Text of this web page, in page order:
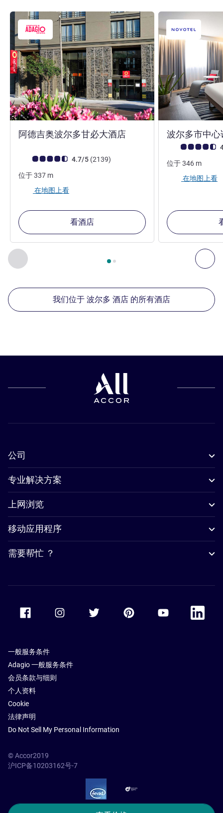
上一个 - 我们在附近的其他酒店 下
第 1页，共 , 我们在附近的其他酒店 1 :, 我们在附近的
阿德吉奥波尔多甘必大酒店4 星
客户意见评级 (ALL 评级)
4.7/5 (2139评论
)
位于337 m
在地图上看
看酒店
波尔多市中
客户意见评级
位于346 m
在地图上看
我们位于 波尔多 酒店 的所有酒店
公司
专业解决方案
上网浏览
移动应用程序
需要帮忙 ？
Accor Youtube
Accor
一般服务条件
Adagio 一般服务条件
会员条款与细则
个人资料
Cookie
法律声明
Do Not Sell My Personal Information
© Accor2019
沪ICP备10203162号-7